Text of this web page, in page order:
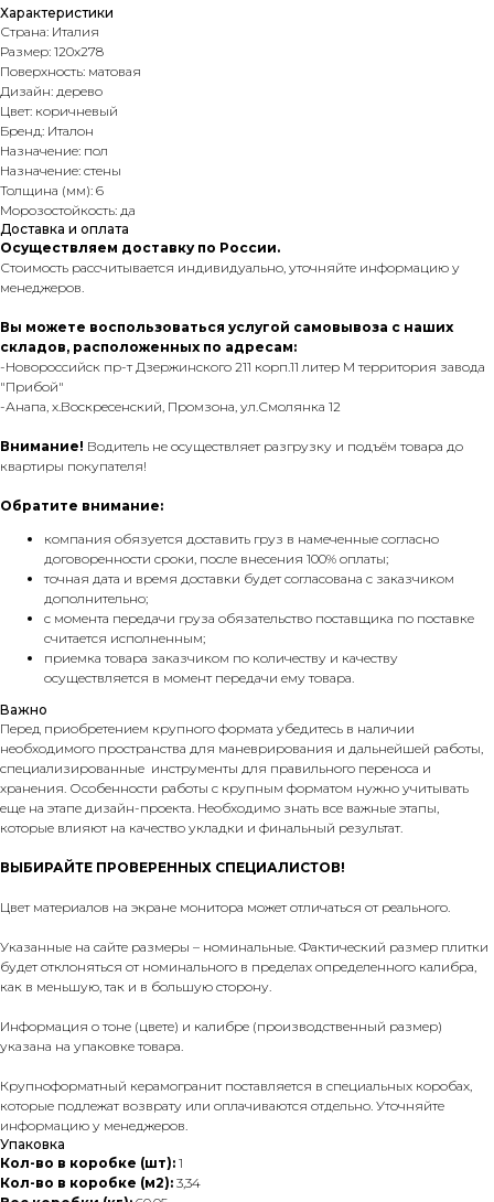
Характеристики
Страна: Италия
Размер: 120x278
Поверхность: матовая
Дизайн: дерево
Цвет: коричневый
Бренд: Италон
Назначение: пол
Назначение: стены
Толщина (мм): 6
Морозостойкость: да
Доставка и оплата
Осуществляем доставку по России.
Стоимость рассчитывается индивидуально, уточняйте информацию у
менеджеров.
Вы можете воспользоваться услугой самовывоза с наших
складов, расположенных по адресам:
-Новороссийск пр-т Дзержинского 211 корп.11 литер М территория завода
"Прибой"
-Анапа, х.Воскресенский, Промзона, ул.Смолянка 12
Внимание! Водитель не осуществляет разгрузку и подъём товара до
квартиры покупателя!
Обратите внимание:
компания обязуется доставить груз в намеченные согласно
договоренности сроки, после внесения 100% оплаты;
точная дата и время доставки будет согласована с заказчиком
дополнительно;
с момента передачи груза обязательство поставщика по поставке
считается исполненным;
приемка товара заказчиком по количеству и качеству
осуществляется в момент передачи ему товара.
Важно
Перед приобретением крупного формата убедитесь в наличии
необходимого пространства для маневрирования и дальнейшей работы,
специализированные инструменты для правильного переноса и
хранения. Особенности работы с крупным форматом нужно учитывать
еще на этапе дизайн-проекта. Необходимо знать все важные этапы,
которые влияют на качество укладки и финальный результат.
ВЫБИРАЙТЕ ПРОВЕРЕННЫХ СПЕЦИАЛИСТОВ!
Цвет материалов на экране монитора может отличаться от реального.
Указанные на сайте размеры – номинальные. Фактический размер плитки
будет отклоняться от номинального в пределах определенного калибра,
как в меньшую, так и в большую сторону.
Информация о тоне (цвете) и калибре (производственный размер)
указана на упаковке товара.
Крупноформатный керамогранит поставляется в специальных коробах,
которые подлежат возврату или оплачиваются отдельно. Уточняйте
информацию у менеджеров.
Упаковка
Кол-во в коробке (шт): 1
Кол-во в коробке (м2): 3,34